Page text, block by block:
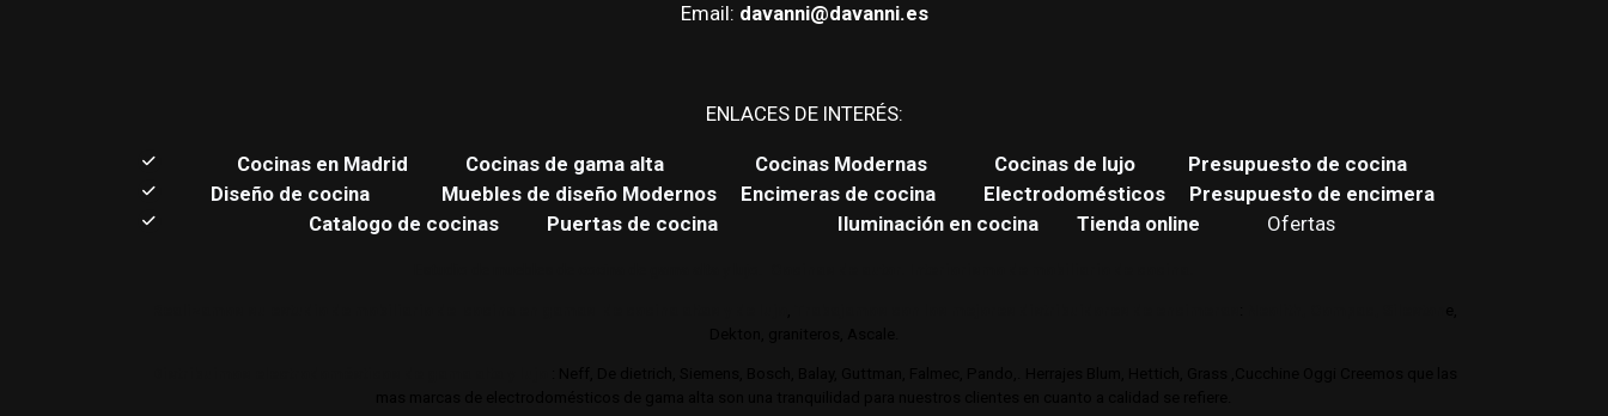
Email: davanni@davanni.es
ENLACES DE INTERÉS:
Cocinas en Madrid Cocinas de gama alta Cocinas Modernas Cocinas de lujo
Presupuesto de cocina
Diseño de cocina
Muebles de diseño Modernos Encimeras de cocina Electrodomésticos
Presupuesto de encimera
Catalogo de cocinas
Puertas de cocina Iluminación en cocina Tienda online Ofertas